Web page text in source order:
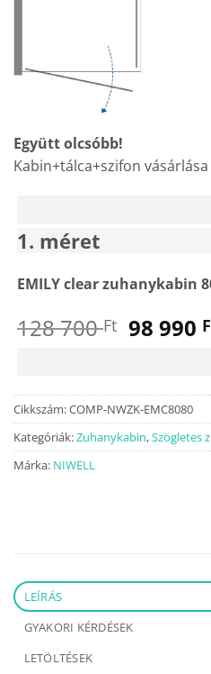
Együtt olcsóbb!
Kabin+tálca+szifon
1 méret
EMILY clear zuhanykabin
128 700Ft
128
700 Ft.
98 990
Cikkszám:COMP-NWZK-EMC8080
Kategóriák:Zuhanykabin,Szögletes
Márka: NIWELL
LEÍRÁS
GYAKORI KÉRDÉSEK
LETÖLTÉSEK